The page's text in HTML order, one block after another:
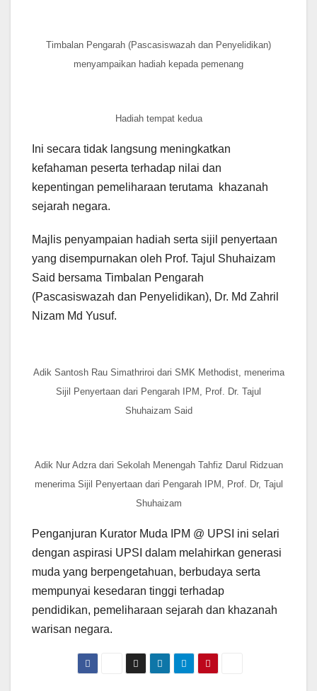
Timbalan Pengarah (Pascasiswazah dan Penyelidikan)
menyampaikan hadiah kepada pemenang
Hadiah tempat kedua
Ini secara tidak langsung meningkatkan
kefahaman peserta terhadap nilai dan
kepentingan pemeliharaan terutama khazanah
sejarah negara.
Majlis penyampaian hadiah serta sijil penyertaan
yang disempurnakan oleh Prof. Tajul Shuhaizam
Said bersama Timbalan Pengarah
(Pascasiswazah dan Penyelidikan), Dr. Md Zahril
Nizam Md Yusuf.
Adik Santosh Rau Simathriroi dari SMK Methodist, menerima
Sijil Penyertaan dari Pengarah IPM, Prof. Dr. Tajul
Shuhaizam Said
Adik Nur Adzra dari Sekolah Menengah Tahfiz Darul Ridzuan
menerima Sijil Penyertaan dari Pengarah IPM, Prof. Dr, Tajul
Shuhaizam
Penganjuran Kurator Muda IPM @ UPSI ini selari
dengan aspirasi UPSI dalam melahirkan generasi
muda yang berpengetahuan, berbudaya serta
mempunyai kesedaran tinggi terhadap
pendidikan, pemeliharaan sejarah dan khazanah
warisan negara.